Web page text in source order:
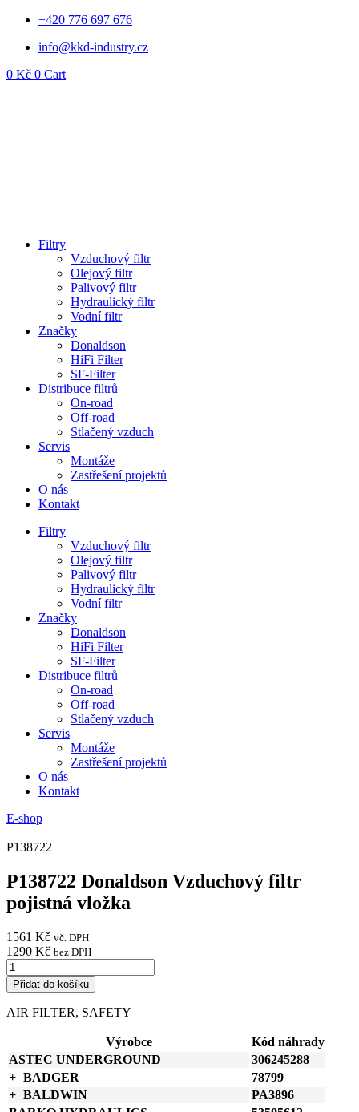
Přejít
obsahu
+420 776 697 676
info@kkd-industry.cz
0 Kč 0 Cart
Filtry
Vzduchový filtr
Olejový filtr
Palivový filtr
Hydraulický filtr
Vodní filtr
Značky
Donaldson
HiFi Filter
SF-Filter
Distribuce filtrů
On-road
Off-road
Stlačený vzduch
Servis
Montáže
Zastřešení projektů
O nás
Kontakt
Filtry
Vzduchový filtr
Olejový filtr
Palivový filtr
Hydraulický filtr
Vodní filtr
Značky
Donaldson
HiFi Filter
SF-Filter
Distribuce filtrů
On-road
Off-road
Stlačený vzduch
Servis
Montáže
Zastřešení projektů
O nás
Kontakt
E-shop
P138722
P138722 Donaldson Vzduchový filtr
pojistná vložka
1561 Kč vč. DPH
1290 Kč bez DPH
P138722
Donaldson
Vzduchový
filtr
Přidat do košíku
AIR FILTER, SAFETY
Výrobce
Kód náhrady
ASTEC UNDERGROUND
306245288
BADGER
78799
BALDWIN
PA3896